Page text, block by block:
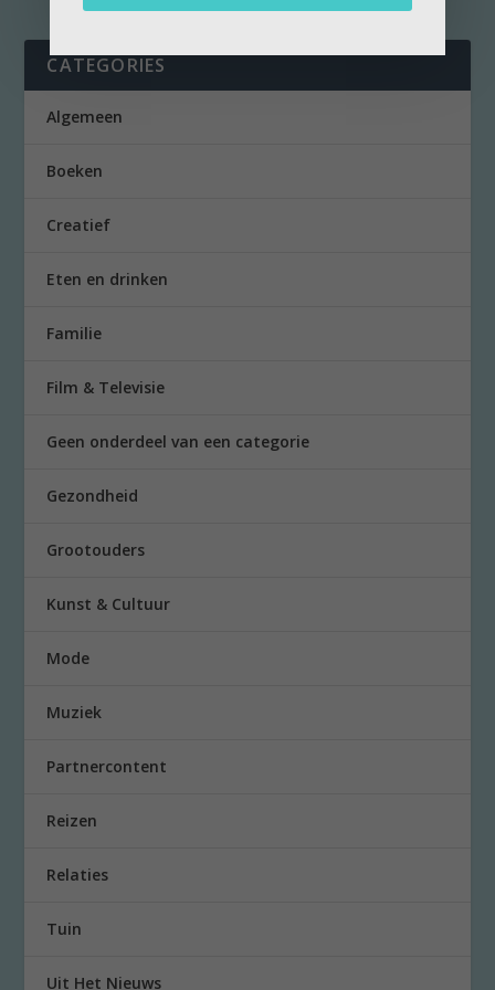
CATEGORIES
Algemeen
Boeken
Creatief
Eten en drinken
Familie
Film & Televisie
Geen onderdeel van een categorie
Gezondheid
Grootouders
Kunst & Cultuur
Mode
Muziek
Partnercontent
Reizen
Relaties
Tuin
Uit Het Nieuws